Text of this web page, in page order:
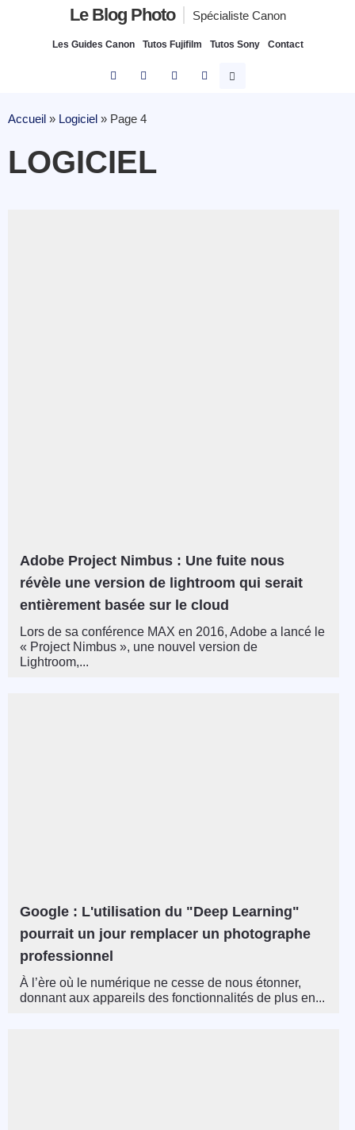
Le Blog Photo Spécialiste Canon
Les Guides Canon Tutos Fujifilm Tutos Sony Contact
Accueil » Logiciel » Page 4
LOGICIEL
Adobe Project Nimbus : Une fuite nous
révèle une version de lightroom qui serait
entièrement basée sur le cloud
Lors de sa conférence MAX en 2016, Adobe a lancé le
« Project Nimbus », une nouvel version de
Lightroom,...
Google : L'utilisation du "Deep Learning"
pourrait un jour remplacer un photographe
professionnel
À l’ère où le numérique ne cesse de nous étonner,
donnant aux appareils des fonctionnalités de plus en...